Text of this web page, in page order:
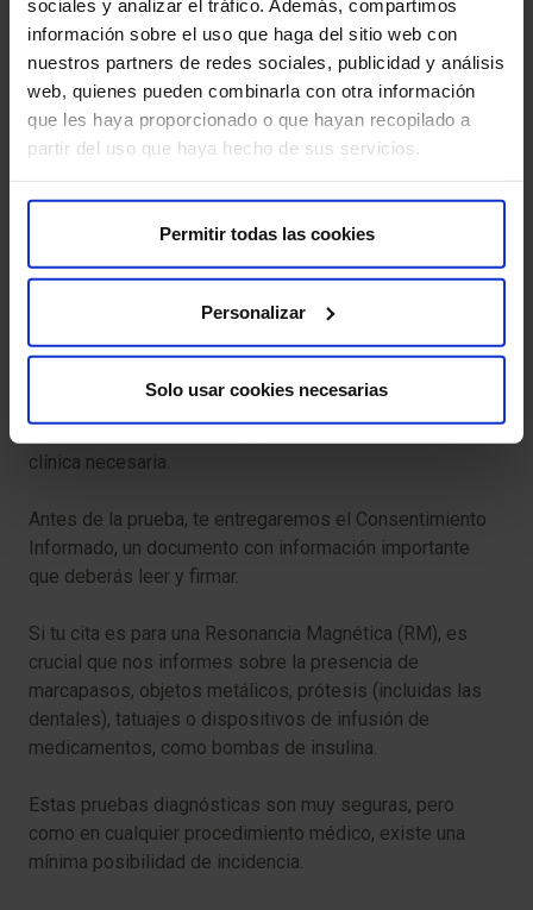
sociales y analizar el tráfico. Además, compartimos
información sobre el uso que haga del sitio web con
nuestros partners de redes sociales, publicidad y análisis
web, quienes pueden combinarla con otra información
que les haya proporcionado o que hayan recopilado a
partir del uso que haya hecho de sus servicios.
Permitir todas las cookies
Personalizar
Solo usar cookies necesarias
existen algunos riesgos mínimos:
Exposición a radiación: el 18F-DOPA emite una
pequeña cantidad de radiación, pero la dosis es baja y
se considera segura.
radiofármaco.
: puedes experimentar molestias en
clínica necesaria.
Antes de la prueba, te entregaremos el Consentimiento
Informado, un documento con información importante
que deberás leer y firmar.
Si tu cita es para una Resonancia Magnética (RM), es
crucial que nos informes sobre la presencia de
marcapasos, objetos metálicos, prótesis (incluidas las
dentales), tatuajes o dispositivos de infusión de
medicamentos, como bombas de insulina.
Estas pruebas diagnósticas son muy seguras, pero
como en cualquier procedimiento médico, existe una
mínima posibilidad de incidencia.